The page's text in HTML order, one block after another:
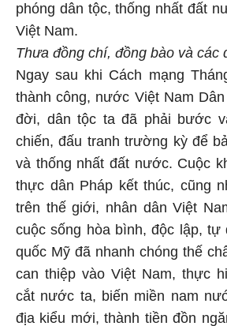
phóng dân tộc, thống nhất đất
Việt Nam.
Thưa đồng chí, đồng bào và các
Ngay sau khi Cách mạng
thành công, nước Việt Nam
đời, dân tộc ta đã phải bước
chiến, đấu tranh trường kỳ để
và thống nhất đất nước. Cuộc
thực dân Pháp kết thúc, cũng
trên thế giới, nhân dân Việt
cuộc sống hòa bình, độc lập, tự
quốc Mỹ đã nhanh chóng thế
can thiệp vào Việt Nam, thực
cắt nước ta, biến miền nam
địa kiểu mới, thành tiền đồn